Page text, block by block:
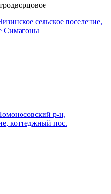
сельское поселение,
Симагоны
р-н,
коттеджный пос.